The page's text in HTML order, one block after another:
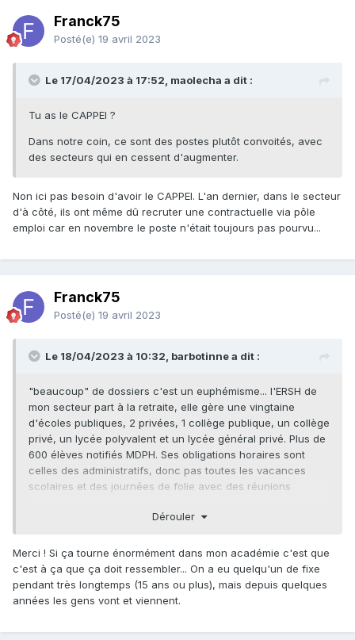
Franck75
Posté(e) 19 avril 2023
Le 17/04/2023 à 17:52, maolecha a dit :
Tu as le CAPPEI ?
Dans notre coin, ce sont des postes plutôt convoités, avec
des secteurs qui en cessent d'augmenter.
Non ici pas besoin d'avoir le CAPPEI. L'an dernier, dans le secteur
d'à côté, ils ont même dû recruter une contractuelle via pôle
emploi car en novembre le poste n'était toujours pas pourvu...
Franck75
Posté(e) 19 avril 2023
Le 18/04/2023 à 10:32, barbotinne a dit :
"beaucoup" de dossiers c'est un euphémisme... l'ERSH de
mon secteur part à la retraite, elle gère une vingtaine
d'écoles publiques, 2 privées, 1 collège publique, un collège
privé, un lycée polyvalent et un lycée général privé. Plus de
600 élèves notifiés MDPH. Ses obligations horaires sont
celles des administratifs, donc pas toutes les vacances
scolaires et des journées de folie avec des réunions
Je suis toujours surprise de la mémoire de ses dossiers
qu'elle a.
Et son secteur fait une cinquantaine de kilometre de long
Dérouler
Merci ! Si ça tourne énormément dans mon académie c'est que
c'est à ça que ça doit ressembler... On a eu quelqu'un de fixe
pendant très longtemps (15 ans ou plus), mais depuis quelques
années les gens vont et viennent.